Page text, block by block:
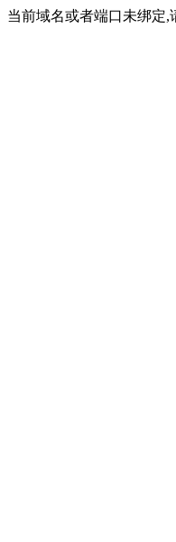
当前域名或者端口未绑定